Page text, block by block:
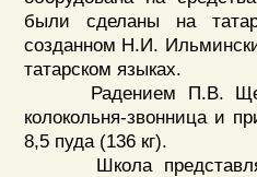
были сделаны на
созданном Н.И.
татарском языках.
Радением П.В.
колокольня-звонница и
8,5 пуда (136 кг).
Школа